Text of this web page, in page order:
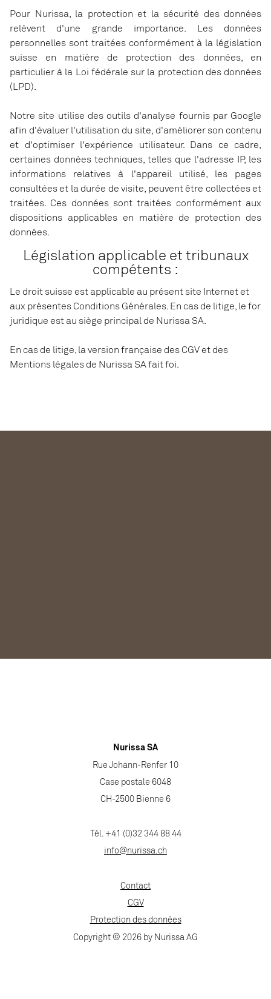
Pour Nurissa, la protection et la sécurité des données
relèvent d'une grande importance. Les données
personnelles sont traitées conformément à la législation
suisse en matière de protection des données, en
particulier à la Loi fédérale sur la protection des données
(LPD).
Notre site utilise des outils d'analyse fournis par Google
afin d'évaluer l'utilisation du site, d'améliorer son contenu
et d'optimiser l'expérience utilisateur. Dans ce cadre,
certaines données techniques, telles que l'adresse IP, les
informations relatives à l'appareil utilisé, les pages
consultées et la durée de visite, peuvent être collectées et
traitées. Ces données sont traitées conformément aux
dispositions applicables en matière de protection des
données.
Législation applicable et tribunaux
compétents :
Le droit suisse est applicable au présent site Internet et
aux présentes Conditions Générales. En cas de litige, le for
juridique est au siège principal de Nurissa SA.
En cas de litige, la version française des CGV et des
Mentions légales de Nurissa SA fait foi.
Nurissa SA
Rue Johann-Renfer 10
Case postale 6048
CH-2500 Bienne 6
Tél. +41 (0)32 344 88 44
info@nurissa.ch
Contact
CGV
Protection des données
Copyright © 2026 by Nurissa AG